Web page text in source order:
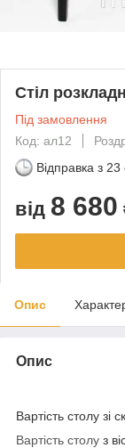
Стіл
Під замовлення
Код: ал12
Відправка з 23
від 8 680
Опис
Опис
Вартість столу зі
Вартість столу з